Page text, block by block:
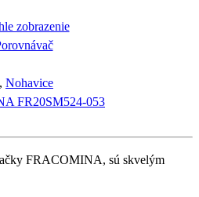
zobrazenie
, Nohavice
FR20SM524-053
FRACOMINA, sú skvelým